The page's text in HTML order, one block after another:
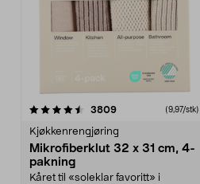
3809anmeldelser(9,97/stk)
Kjøkkenrengjøring
Mikrofiberklut 32 x 31 cm, 4-
pakning
Kåret til «soleklar favoritt» i
4.5av 5 stjerner